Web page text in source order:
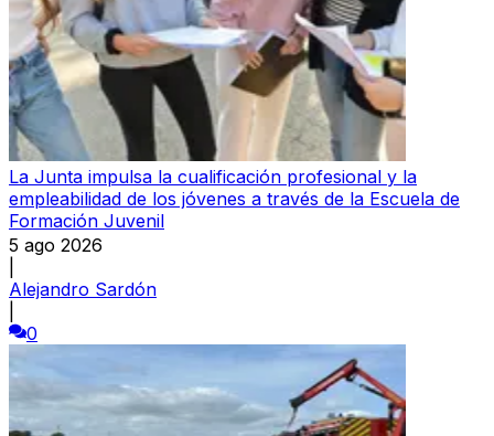
La Junta impulsa la cualificación profesional y la
empleabilidad de los jóvenes a través de la Escuela de
Formación Juvenil
5 ago 2026
Alejandro Sardón
0